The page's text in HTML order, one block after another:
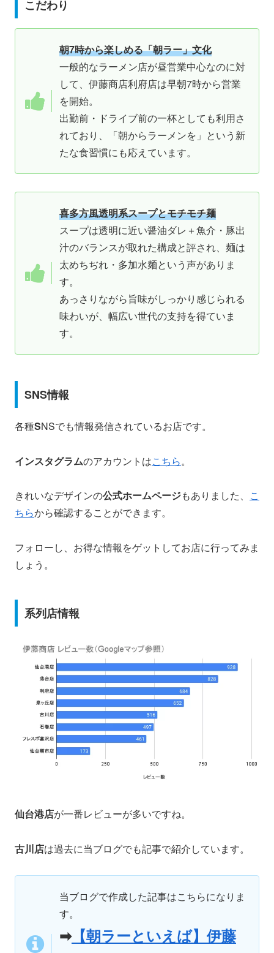
こだわり
朝7時から楽しめる「朝ラー」文化
一般的なラーメン店が昼営業中心なのに対
して、伊藤商店利府店は早朝7時から営業
を開始。
出勤前・ドライブ前の一杯としても利用さ
れており、「朝からラーメンを」という新
たな食習慣にも応えています。
喜多方風透明系スープとモチモチ麺
スープは透明に近い醤油ダレ＋魚介・豚出
汁のバランスが取れた構成と評され、麺は
太めちぢれ・多加水麺という声がありま
す。
あっさりながら旨味がしっかり感じられる
味わいが、幅広い世代の支持を得ていま
す。
SNS情報
各種SNSでも情報発信されているお店です。
インスタグラムのアカウントはこちら。
きれいなデザインの公式ホームページもありました、 こ
ちらから確認することができます。
フォローし、お得な情報をゲットしてお店に行ってみま
しょう。
系列店情報
仙台港店が一番レビューが多いですね。
古川店は過去に当ブログでも記事で紹介しています。
当ブログで作成した記事はこちらになりま
す。
➡【朝ラーといえば】伊藤